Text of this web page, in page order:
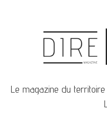
Le magazine du